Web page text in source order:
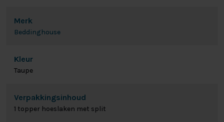
Merk
Beddinghouse
Kleur
Taupe
Verpakkingsinhoud
1 topper hoeslaken met split